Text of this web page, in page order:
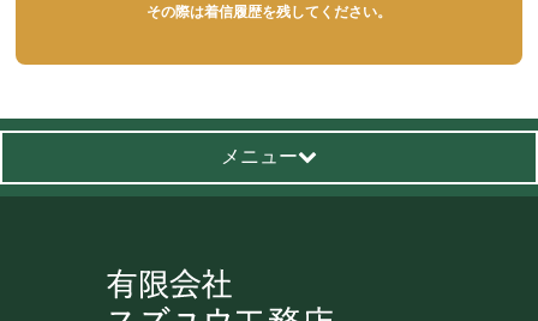
その際は着信履歴を残してください。
メニュー